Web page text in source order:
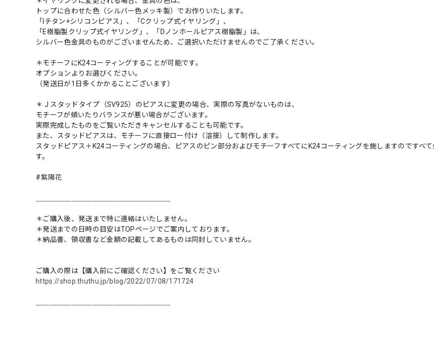
トップに合わせた色（シルバー色メッキ製）でお作りいたします。
「Iチタン+シリコンピアス」、「Cクリップ式イヤリング」、
「E樹脂製クリップ式イヤリング」、「Dノンホールピアス樹脂製」は、
シルバー色金具のものがございませんため、ご選択いただけませんのでご了承ください。
＊モチーフにK24コーティングすることが可能です。
オプションよりお選びください。
（発送日が1日多くかかることございます）
＊ J スタッドタイプ（SV925）のピアスに変更の場合、実際の写真がないものは、
モチーフが傾いたりバランスが悪い場合がございます。
実際完成したものをご覧いただきキャンセルすることも可能です。
また、スタッドピアスは、モチーフに直接ロー付け（溶接）して制作します。
スタッドピアス＋K24コーティングの場合、ピアスのピン部分およびモチーフすべてにK24コーティングを施しますのですべて
す。
#紫陽花
＊ご購入後、発送まで特に連絡はいたしません。
＊発送までの日時の目安はTOPページでご案内しております。
＊納品書、領収書など金額の記載してあるものは同封していません。
ご購入の際は【購入前にご確認ください】をご覧ください
https://shop.thuthu.jp/blog/2022/07/08/171724